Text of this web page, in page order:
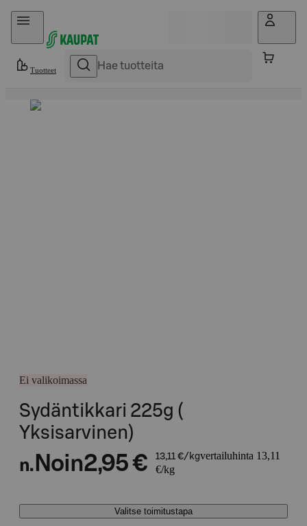
Hyppää sisältöön
Tuotteet
Ei valikoimassa
Sydäntikkari 225g (
Yksisarvinen)
n. Noin2,95 € 13,11 €/kgvertailuhinta 13,11
€/kg
Valitse toimitustapa